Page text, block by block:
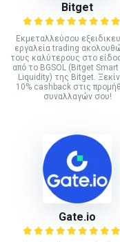
Bitget
Εκμεταλλεύσου
εργαλεία trading
τους καλύτερους στο
από το BGSOL (Bitget
Liquidity) της Bitget.
10% cashback στις
συναλλαγών σου!
Gate.io